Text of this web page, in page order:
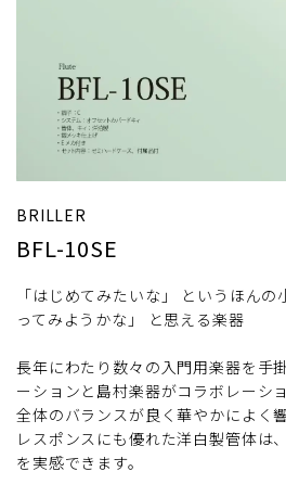
BRILLER
BFL-10SE
「はじめてみたいな」 というほん
ってみようかな」 と思える楽器
長年にわたり数々の入門用楽器を手
ーションと島村楽器がコラボレーシ
全体のバランスが良く華やかによく
レスポンスにも優れた洋白製管体は
を実感できます。